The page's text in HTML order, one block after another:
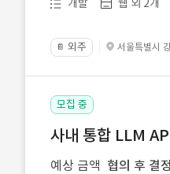
개발 웹 외 2개
📔 외주 서울특별시
모집 중
사내 통합 LLM
예상 금액 협의 후 결정